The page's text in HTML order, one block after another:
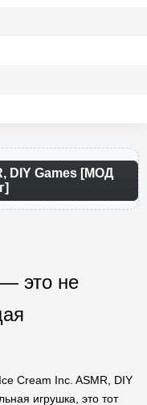
DIY Games [МОД
это не
Cream Inc. ASMR, DIY
игрушка, это тот